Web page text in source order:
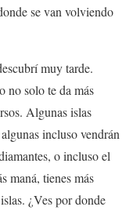
se van volviendo
muy tarde.
no solo te da más
Algunas islas
incluso vendrán
o incluso el
maná, tienes más
¿Ves por donde